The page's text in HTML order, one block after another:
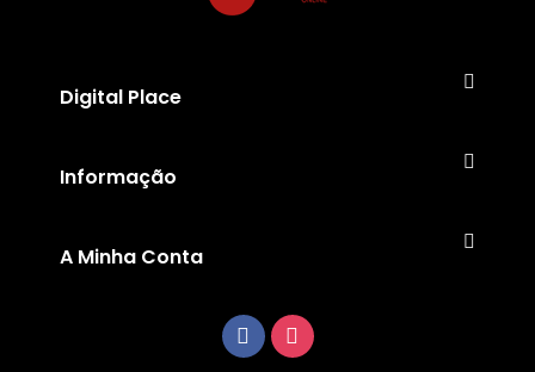
Digital Place
Informação
A Minha Conta